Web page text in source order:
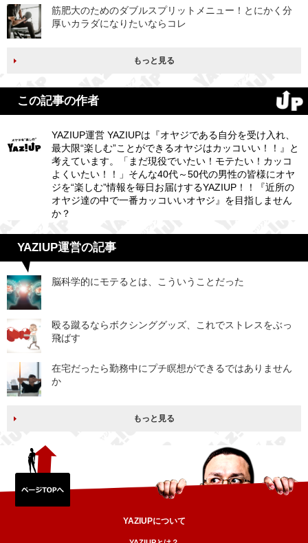
筋肥大のためのダブルスプリットメニュー！とにかく分
厚いカラダになりたいならコレ
もっと見る
この記事の作者
YAZIUP運営 YAZIUPは『オヤジである自分を受け入れ、
最大限“楽しむ”ことができるオヤジはカッコいい！！』と
考えています。「まだ現役でいたい！モテたい！カッコ
よくいたい！！」そんな40代～50代の男性の皆様にオヤ
ジを“楽しむ”情報を毎日お届けするYAZIUP！！『近所の
オヤジ達の中で一番カッコいいオヤジ』を目指しません
か？
YAZIUP運営の記事
脳科学的にモテるとは、こういうことだった
殴る蹴るならボクシンググッズ、これでストレスをぶっ
飛ばす
在宅だったら勤務中にプチ瞑想ができるではありません
か
もっと見る
YAZIUPについて